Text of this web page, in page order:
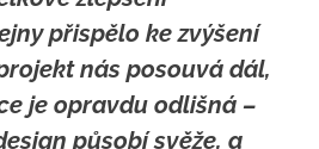
přispělo ke zvýšení
nás posouvá dál,
je opravdu odlišná –
působí svěže, a